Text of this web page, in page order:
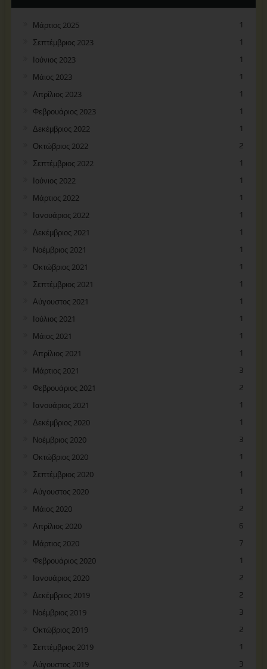
Μάρτιος 2025 1
Σεπτέμβριος 2023 1
Ιούνιος 2023 1
Μάιος 2023 1
Απρίλιος 2023 1
Φεβρουάριος 2023 1
Δεκέμβριος 2022 1
Οκτώβριος 2022 2
Σεπτέμβριος 2022 1
Ιούνιος 2022 1
Μάρτιος 2022 1
Ιανουάριος 2022 1
Δεκέμβριος 2021 1
Νοέμβριος 2021 1
Οκτώβριος 2021 1
Σεπτέμβριος 2021 1
Αύγουστος 2021 1
Ιούλιος 2021 1
Μάιος 2021 1
Απρίλιος 2021 1
Μάρτιος 2021 3
Φεβρουάριος 2021 2
Ιανουάριος 2021 1
Δεκέμβριος 2020 1
Νοέμβριος 2020 3
Οκτώβριος 2020 1
Σεπτέμβριος 2020 1
Αύγουστος 2020 1
Μάιος 2020 2
Απρίλιος 2020 6
Μάρτιος 2020 7
Φεβρουάριος 2020 1
Ιανουάριος 2020 2
Δεκέμβριος 2019 2
Νοέμβριος 2019 3
Οκτώβριος 2019 2
Σεπτέμβριος 2019 1
Αύγουστος 2019 3